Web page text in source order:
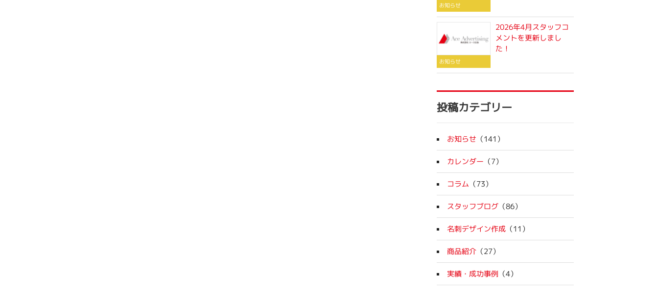
お知らせ
お知らせ
2026年4月スタッフコ
メントを更新しまし
た！
投稿カテゴリー
お知らせ （141）
カレンダー （7）
コラム （73）
スタッフブログ （86）
名刺デザイン作成 （11）
商品紹介 （27）
実績・成功事例 （4）